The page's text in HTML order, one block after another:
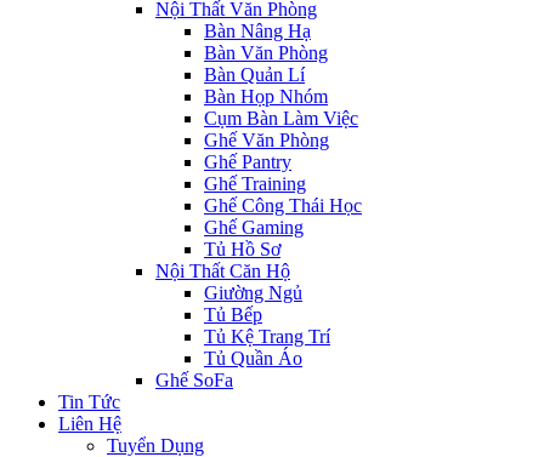
Nội Thất Văn Phòng
Bàn Nâng Hạ
Bàn Văn Phòng
Bàn Quản Lí
Bàn Họp Nhóm
Cụm Bàn Làm Việc
Ghế Văn Phòng
Ghế Pantry
Ghế Training
Ghế Công Thái Học
Ghế Gaming
Tủ Hồ Sơ
Nội Thất Căn Hộ
Giường Ngủ
Tủ Bếp
Tủ Kệ Trang Trí
Tủ Quần Áo
Ghế SoFa
Tin Tức
Liên Hệ
Tuyển Dụng